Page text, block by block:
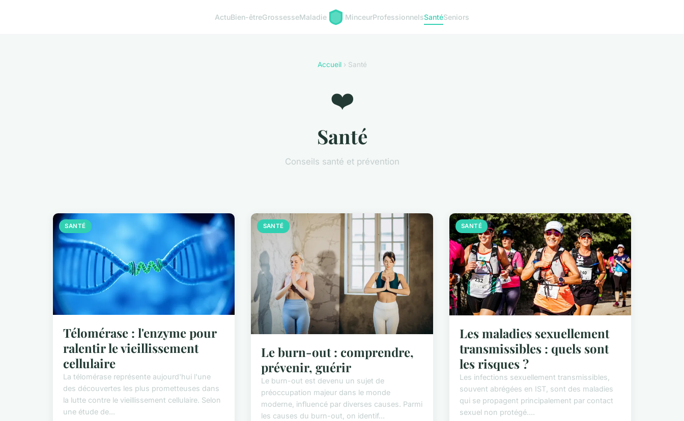
ActuBien-êtreGrossesseMaladie MinceurProfessionnelsSantéSeniors
Accueil› Santé
❤️
Santé
Conseils santé et prévention
SANTÉ
Télomérase : l'enzyme pour
ralentir le vieillissement
cellulaire
La télomérase représente aujourd'hui l'une
des découvertes les plus prometteuses dans
la lutte contre le vieillissement cellulaire. Selon
une étude de...
SANTÉ
Le burn-out : comprendre,
prévenir, guérir
Le burn-out est devenu un sujet de
préoccupation majeur dans le monde
moderne, influencé par diverses causes. Parmi
les causes du burn-out, on identif...
SANTÉ
Les maladies sexuellement
transmissibles : quels sont
les risques ?
Les infections sexuellement transmissibles,
souvent abrégées en IST, sont des maladies
qui se propagent principalement par contact
sexuel non protégé....